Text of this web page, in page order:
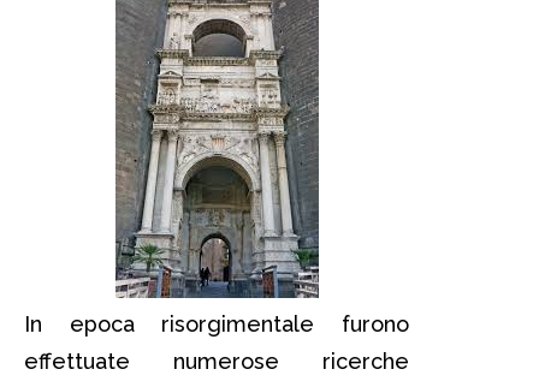
In epoca risorgimentale furono
effettuate numerose ricerche